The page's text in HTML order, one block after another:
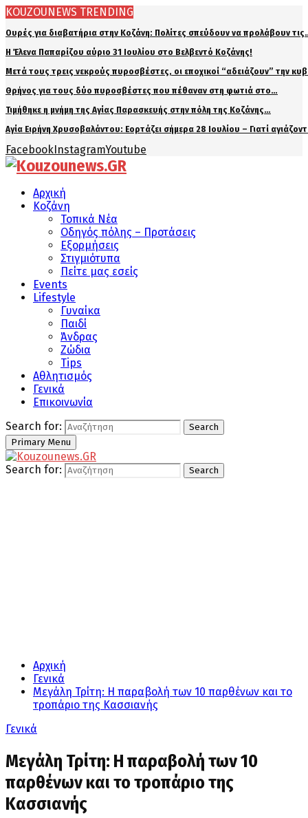
KOUZOUNEWS TRENDING
Ουρές για διαβατήρια στην Κοζάνη: Πολίτες σπεύδουν να προλάβουν
Η Έλενα Παπαρίζου αύριο 31 Ιουλίου στο Βελβεντό Κοζάνης!
Μετά τους τρεις νεκρούς πυροσβέστες, οι εποχικοί “αδειάζουν” την
Θρήνος για τους δύο πυροσβέστες που πέθαναν στη φωτιά στο…
Τιμήθηκε η μνήμη της Αγίας Παρασκευής στην πόλη της Κοζάνης…
Αγία Ειρήνη Χρυσοβαλάντου: Εορτάζει σήμερα 28 Ιουλίου – Γιατί
FacebookInstagramYoutube
Αρχική
Κοζάνη
Τοπικά Νέα
Οδηγός πόλης – Προτάσεις
Εξορμήσεις
Στιγμιότυπα
Πείτε μας εσείς
Events
Lifestyle
Γυναίκα
Παιδί
Άνδρας
Ζώδια
Tips
Αθλητισμός
Γενικά
Επικοινωνία
Search for:
Search
Primary Menu
Search for: Search
Αρχική
Γενικά
Μεγάλη Τρίτη: H παραβολή των 10 παρθένων και το
τροπάριο της Κασσιανής
Γενικά
Μεγάλη Τρίτη: H παραβολή των 10
παρθένων και το τροπάριο της
Κασσιανής